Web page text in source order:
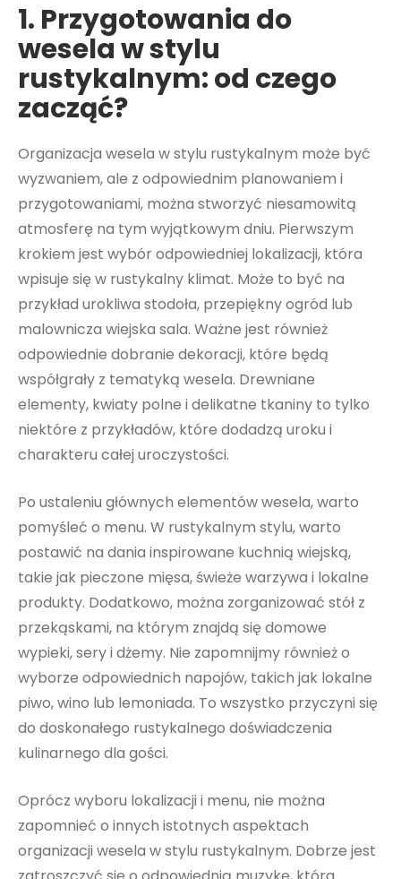
1. Przygotowania do
wesela w stylu
rustykalnym: od czego
zacząć?
Organizacja wesela w stylu rustykalnym może być
wyzwaniem, ale z odpowiednim planowaniem i
przygotowaniami, można stworzyć niesamowitą
atmosferę na tym wyjątkowym dniu. Pierwszym
krokiem jest wybór odpowiedniej lokalizacji, która
wpisuje się w rustykalny klimat. Może to być na
przykład urokliwa stodoła, przepiękny ogród lub
malownicza wiejska sala. Ważne jest również
odpowiednie dobranie dekoracji, które będą
współgrały z tematyką wesela. Drewniane
elementy, kwiaty polne i delikatne tkaniny to tylko
niektóre z przykładów, które dodadzą uroku i
charakteru całej uroczystości.
Po ustaleniu głównych elementów wesela, warto
pomyśleć o menu. W rustykalnym stylu, warto
postawić na dania inspirowane kuchnią wiejską,
takie jak pieczone mięsa, świeże warzywa i lokalne
produkty. Dodatkowo, można zorganizować stół z
przekąskami, na którym znajdą się domowe
wypieki, sery i dżemy. Nie zapomnijmy również o
wyborze odpowiednich napojów, takich jak lokalne
piwo, wino lub lemoniada. To wszystko przyczyni się
do doskonałego rustykalnego doświadczenia
kulinarnego dla gości.
Oprócz wyboru lokalizacji i menu, nie można
zapomnieć o innych istotnych aspektach
organizacji wesela w stylu rustykalnym. Dobrze jest